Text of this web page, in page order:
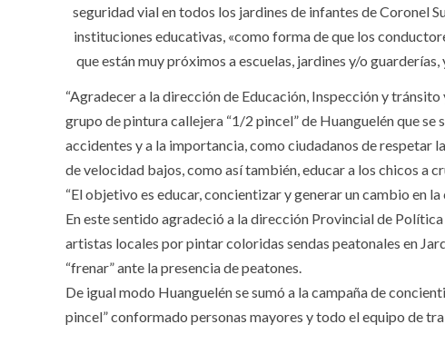
seguridad vial en todos los jardines de infantes de Coronel
instituciones educativas, «como forma de que los
que están muy próximos a escuelas, jardines y/o
“Agradecer a la dirección de Educación, Inspección y
grupo de pintura callejera “1/2 pincel” de Huanguelén que
accidentes y a la importancia, como ciudadanos de respetar
de velocidad bajos, como así también, educar a los chicos a
“El objetivo es educar, concientizar y generar un cambio en
En este sentido agradeció a la dirección Provincial de
artistas locales por pintar coloridas sendas peatonales en
“frenar” ante la presencia de peatones.
De igual modo Huanguelén se sumó a la campaña de
pincel” conformado personas mayores y todo el equipo de